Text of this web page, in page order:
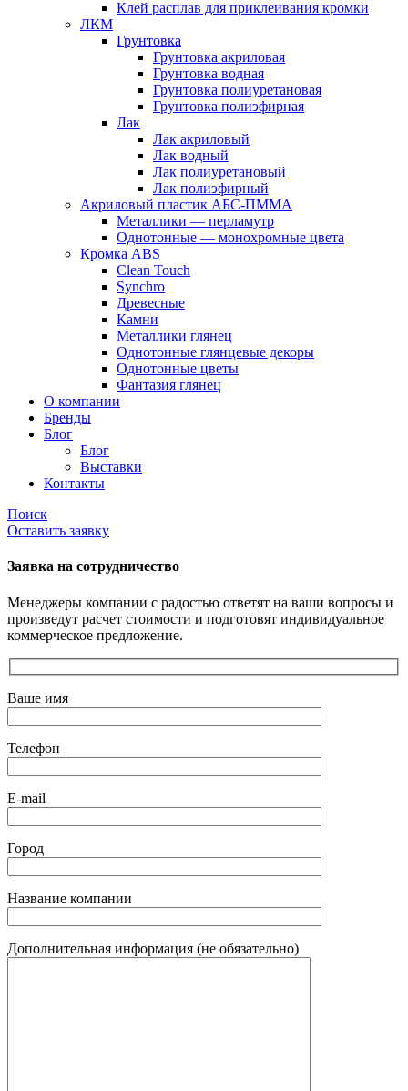
Клей расплав для приклеивания кромки
ЛКМ
Грунтовка
Грунтовка акриловая
Грунтовка водная
Грунтовка полиуретановая
Грунтовка полиэфирная
Лак
Лак акриловый
Лак водный
Лак полиуретановый
Лак полиэфирный
Акриловый пластик АБС-ПММА
Металлики — перламутр
Однотонные — монохромные цвета
Кромка ABS
Clean Touch
Synchro
Древесные
Камни
Металлики глянец
Однотонные глянцевые декоры
Однотонные цветы
Фантазия глянец
О компании
Бренды
Блог
Блог
Выставки
Контакты
Поиск
Оставить заявку
Заявка на сотрудничество
Менеджеры компании с радостью ответят на ваши вопросы и
произведут расчет стоимости и подготовят индивидуальное
коммерческое предложение.
Ваше имя
Телефон
E-mail
Город
Название компании
Дополнительная информация (не обязательно)